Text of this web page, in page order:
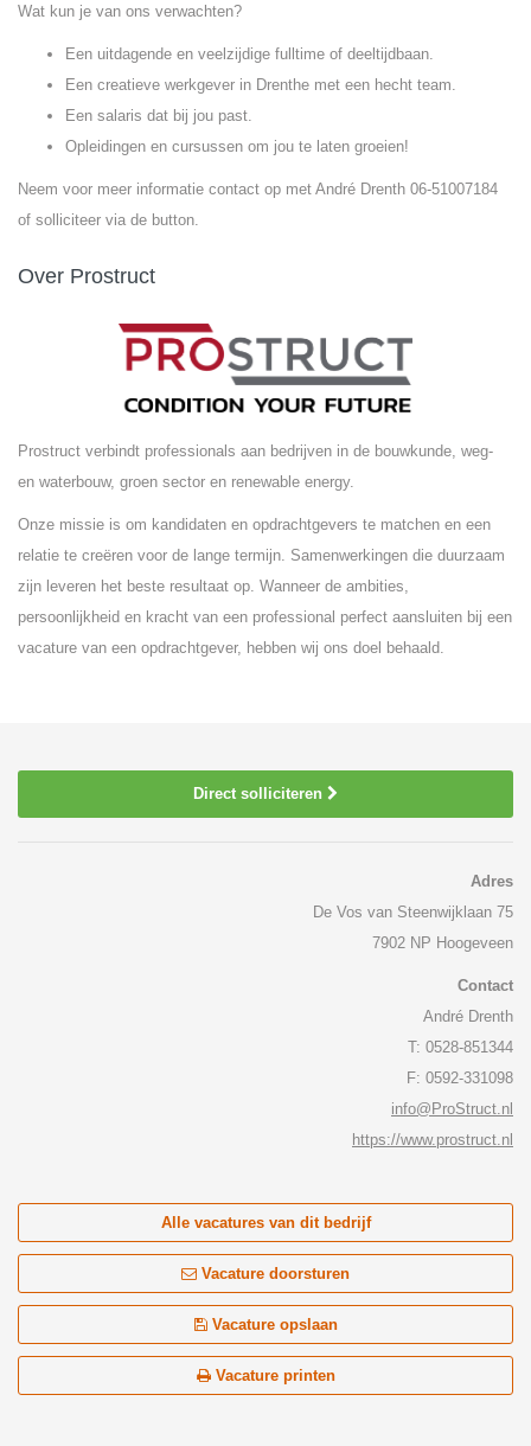
Wat kun je van ons verwachten?
Een uitdagende en veelzijdige fulltime of deeltijdbaan.
Een creatieve werkgever in Drenthe met een hecht team.
Een salaris dat bij jou past.
Opleidingen en cursussen om jou te laten groeien!
Neem voor meer informatie contact op met André Drenth 06-51007184
of solliciteer via de button.
Over Prostruct
Prostruct verbindt professionals aan bedrijven in de bouwkunde, weg-
en waterbouw, groen sector en renewable energy.
Onze missie is om kandidaten en opdrachtgevers te matchen en een
relatie te creëren voor de lange termijn. Samenwerkingen die duurzaam
zijn leveren het beste resultaat op. Wanneer de ambities,
persoonlijkheid en kracht van een professional perfect aansluiten bij een
vacature van een opdrachtgever, hebben wij ons doel behaald.
Direct solliciteren
Adres
De Vos van Steenwijklaan 75
7902 NP Hoogeveen
Contact
André Drenth
T: 0528-851344
F: 0592-331098
info@ProStruct.nl
https://www.prostruct.nl
Alle vacatures van dit bedrijf
Vacature doorsturen
Vacature opslaan
Vacature printen